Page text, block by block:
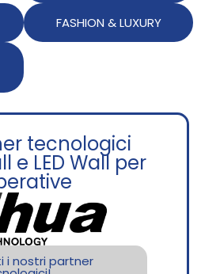
FASHION & LUXURY
tecnologici
e LED Wall per
i nostri partner